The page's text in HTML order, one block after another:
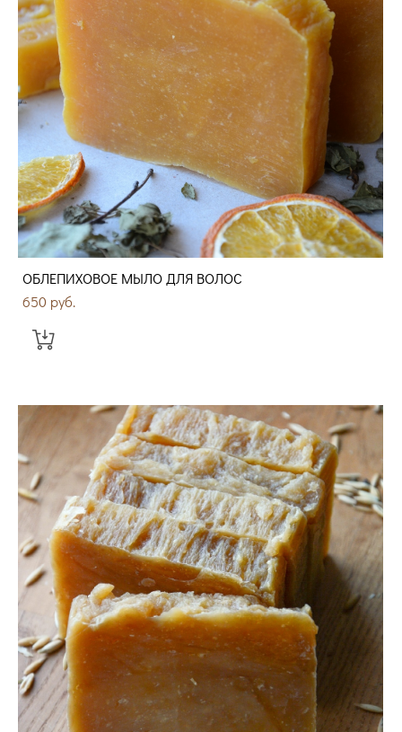
ОБЛЕПИХОВОЕ МЫЛО ДЛЯ ВОЛОС
650 pуб.